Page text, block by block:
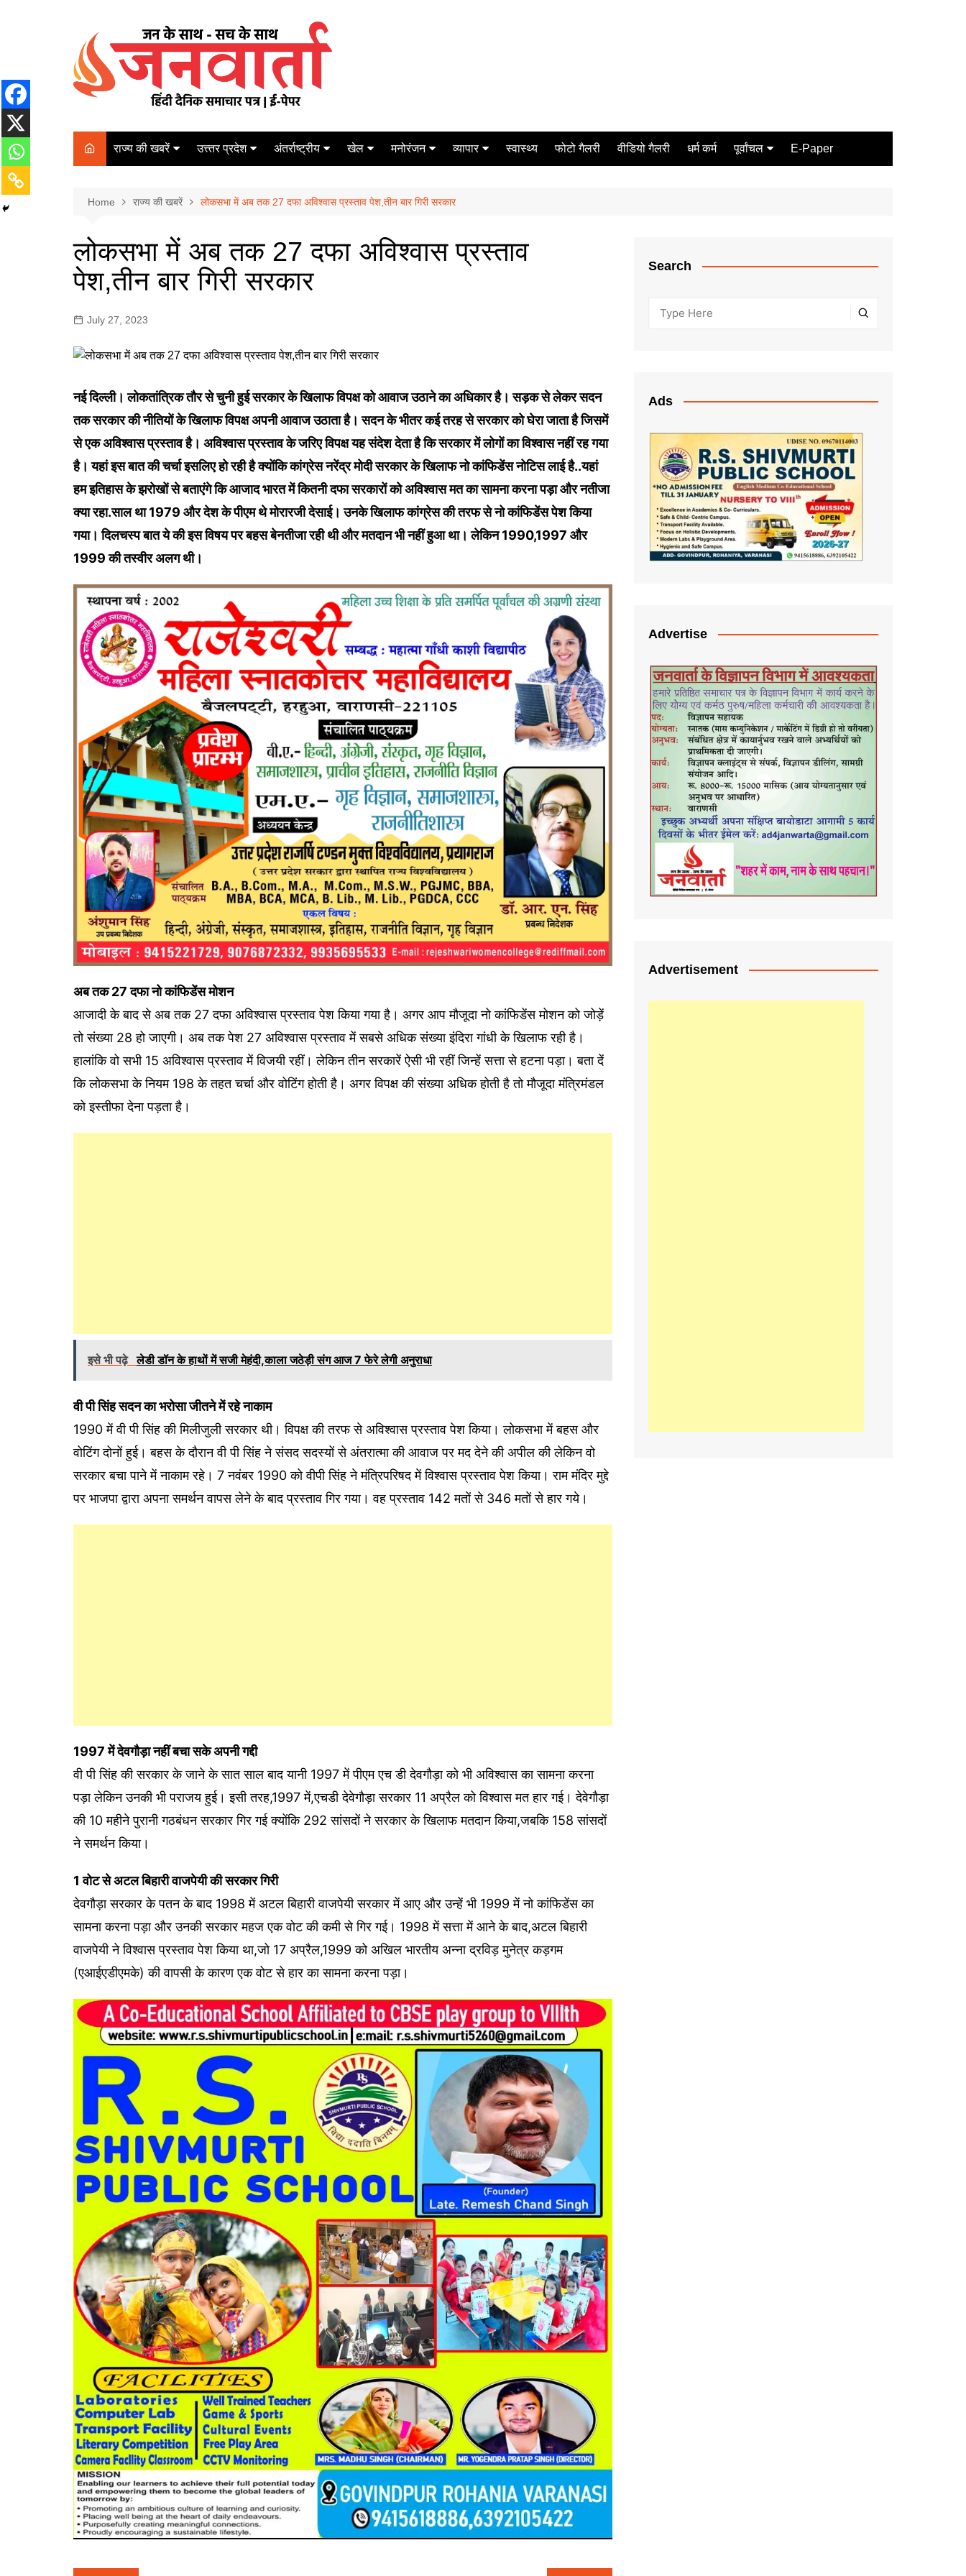
राज्य की खबरें
पटना
कोलकाता
नई दिल्ली
मुम्बई
उत्त्तर प्रदेश
कानपुर
आज़मगढ़
ग़ाज़ीपुर
लखनऊ
अंतर्राष्ट्रीय खेल
टेनिस
मनोरंजन
मिर्च मसाला
व्यापार स्वास्थ्य फोटो गैलरी वीडियो गैलरी धर्म कर्म पूर्वांचल E-Paper
Home राज्य की खबरें लोकसभा में अब तक 27 दफा अविश्वास प्रस्ताव पेश,तीन बार गिरी सरकार
लोकसभा में अब तक 27 दफा अविश्वास प्रस्ताव
पेश,तीन बार गिरी सरकार
July 27, 2023
नई दिल्ली। लोकतांत्रिक तौर से चुनी हुई सरकार के खिलाफ विपक्ष को आवाज उठाने का अधिकार है। सड़क से लेकर सदन
तक सरकार की नीतियों के खिलाफ विपक्ष अपनी आवाज उठाता है। सदन के भीतर कई तरह से सरकार को घेरा जाता है जिसमें
से एक अविश्वास प्रस्ताव है। अविश्वास प्रस्ताव के जरिए विपक्ष यह संदेश देता है कि सरकार में लोगों का विश्वास नहीं रह गया
है। यहां इस बात की चर्चा इसलिए हो रही है क्योंकि कांग्रेस नरेंद्र मोदी सरकार के खिलाफ नो कांफिडेंस नोटिस लाई है..यहां
हम इतिहास के झरोखों से बताएंगे कि आजाद भारत में कितनी दफा सरकारों को अविश्वास मत का सामना करना पड़ा और नतीजा
क्या रहा.साल था 1979 और देश के पीएम थे मोरारजी देसाई। उनके खिलाफ कांग्रेस की तरफ से नो कांफिडेंस पेश किया
गया। दिलचस्प बात ये की इस विषय पर बहस बेनतीजा रही थी और मतदान भी नहीं हुआ था। लेकिन 1990,1997 और
1999 की तस्वीर अलग थी।
अब तक 27 दफा नो कांफिडेंस मोशन
आजादी के बाद से अब तक 27 दफा अविश्वास प्रस्ताव पेश किया गया है। अगर आप मौजूदा नो कांफिडेंस मोशन को जोड़ें
तो संख्या 28 हो जाएगी। अब तक पेश 27 अविश्वास प्रस्ताव में सबसे अधिक संख्या इंदिरा गांधी के खिलाफ रही है।
हालांकि वो सभी 15 अविश्वास प्रस्ताव में विजयी रहीं। लेकिन तीन सरकारें ऐसी भी रहीं जिन्हें सत्ता से हटना पड़ा। बता दें
कि लोकसभा के नियम 198 के तहत चर्चा और वोटिंग होती है। अगर विपक्ष की संख्या अधिक होती है तो मौजूदा मंत्रिमंडल
को इस्तीफा देना पड़ता है।
इसे भी पढ़े लेडी डॉन के हाथों में सजी मेहंदी,काला जठेड़ी संग आज 7 फेरे लेगी अनुराधा
वी पी सिंह सदन का भरोसा जीतने में रहे नाकाम
1990 में वी पी सिंह की मिलीजुली सरकार थी। विपक्ष की तरफ से अविश्वास प्रस्ताव पेश किया। लोकसभा में बहस और
वोटिंग दोनों हुई। बहस के दौरान वी पी सिंह ने संसद सदस्यों से अंतरात्मा की आवाज पर मद देने की अपील की लेकिन वो
सरकार बचा पाने में नाकाम रहे। 7 नवंबर 1990 को वीपी सिंह ने मंत्रिपरिषद में विश्वास प्रस्ताव पेश किया। राम मंदिर मुद्दे
पर भाजपा द्वारा अपना समर्थन वापस लेने के बाद प्रस्ताव गिर गया। वह प्रस्ताव 142 मतों से 346 मतों से हार गये।
1997 में देवगौड़ा नहीं बचा सके अपनी गद्दी
वी पी सिंह की सरकार के जाने के सात साल बाद यानी 1997 में पीएम एच डी देवगौड़ा को भी अविश्वास का सामना करना
पड़ा लेकिन उनकी भी पराजय हुई। इसी तरह,1997 में,एचडी देवेगौड़ा सरकार 11 अप्रैल को विश्वास मत हार गई। देवेगौड़ा
की 10 महीने पुरानी गठबंधन सरकार गिर गई क्योंकि 292 सांसदों ने सरकार के खिलाफ मतदान किया,जबकि 158 सांसदों
ने समर्थन किया।
1 वोट से अटल बिहारी वाजपेयी की सरकार गिरी
देवगौड़ा सरकार के पतन के बाद 1998 में अटल बिहारी वाजपेयी सरकार में आए और उन्हें भी 1999 में नो कांफिडेंस का
सामना करना पड़ा और उनकी सरकार महज एक वोट की कमी से गिर गई। 1998 में सत्ता में आने के बाद,अटल बिहारी
वाजपेयी ने विश्वास प्रस्ताव पेश किया था,जो 17 अप्रैल,1999 को अखिल भारतीय अन्ना द्रविड़ मुनेत्र कड़गम
(एआईएडीएमके) की वापसी के कारण एक वोट से हार का सामना करना पड़ा।
Search
Ads
Advertise
Advertisement